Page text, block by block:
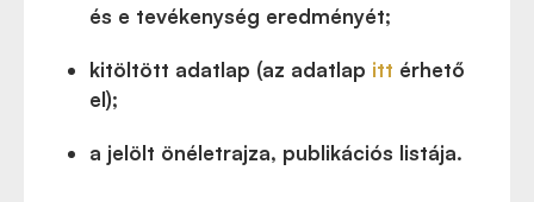
és e tevékenység eredményét;
kitöltött adatlap (az adatlap itt érhető
el);
a jelölt önéletrajza, publikációs listája.